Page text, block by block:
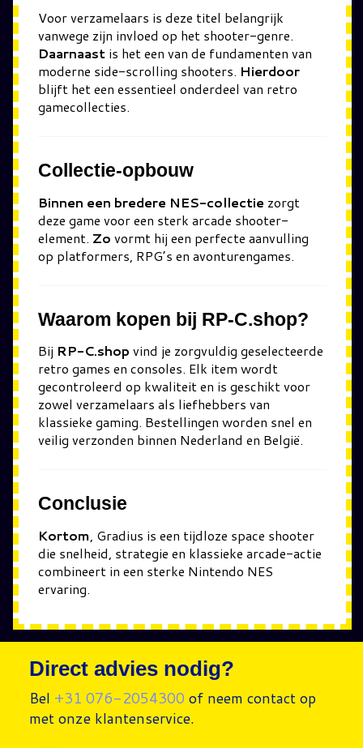
Voor verzamelaars is deze titel belangrijk
vanwege zijn invloed op het shooter-genre.
Daarnaast is het een van de fundamenten van
moderne side-scrolling shooters. Hierdoor
blijft het een essentieel onderdeel van retro
gamecollecties.
Collectie-opbouw
Binnen een bredere NES-collectie zorgt
deze game voor een sterk arcade shooter-
element. Zo vormt hij een perfecte aanvulling
op platformers, RPG’s en avonturengames.
Waarom kopen bij RP-C.shop?
Bij RP-C.shop vind je zorgvuldig geselecteerde
retro games en consoles. Elk item wordt
gecontroleerd op kwaliteit en is geschikt voor
zowel verzamelaars als liefhebbers van
klassieke gaming. Bestellingen worden snel en
veilig verzonden binnen Nederland en België.
Conclusie
Kortom , Gradius is een tijdloze space shooter
die snelheid, strategie en klassieke arcade-actie
combineert in een sterke Nintendo NES
ervaring.
Direct advies nodig?
Bel +31 076-2054300 of neem contact op
met onze klantenservice.